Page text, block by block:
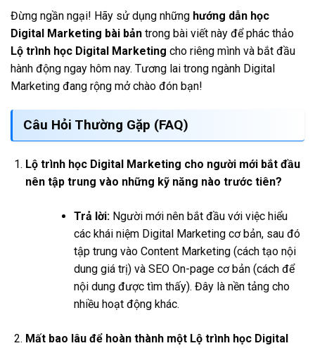
Đừng ngần ngại! Hãy sử dụng những hướng dẫn học
Digital Marketing bài bản trong bài viết này để phác thảo
Lộ trình học Digital Marketing cho riêng mình và bắt đầu
hành động ngay hôm nay. Tương lai trong ngành Digital
Marketing đang rộng mở chào đón bạn!
Câu Hỏi Thường Gặp (FAQ)
Lộ trình học Digital Marketing cho người mới bắt đầu
nên tập trung vào những kỹ năng nào trước tiên?
Trả lời:Người mới nên bắt đầu với việc hiểu
các khái niệm Digital Marketing cơ bản, sau đó
tập trung vào Content Marketing (cách tạo nội
dung giá trị) và SEO On-page cơ bản (cách để
nội dung được tìm thấy). Đây là nền tảng cho
nhiều hoạt động khác.
Mất bao lâu để hoàn thành một Lộ trình học Digital